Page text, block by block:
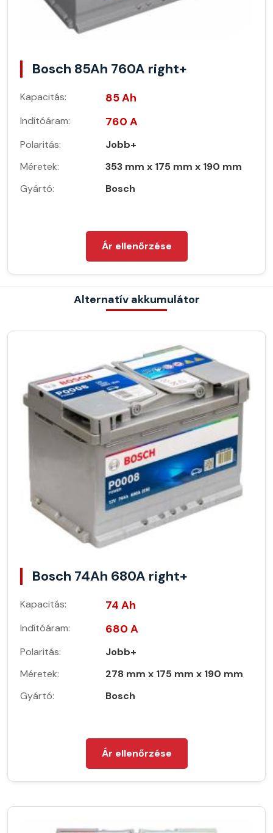
Bosch 85Ah 760A right+
Kapacitás: 85 Ah
Indítóáram: 760 A
Polaritás:
Jobb+
Méretek:
353 mm x 175 mm x 190 mm
Gyártó:
Bosch
Ár ellenőrzése
Alternatív akkumulátor
Bosch 74Ah 680A right+
Kapacitás: 74 Ah
Indítóáram: 680 A
Polaritás:
Jobb+
Méretek:
278 mm x 175 mm x 190 mm
Gyártó:
Bosch
Ár ellenőrzése